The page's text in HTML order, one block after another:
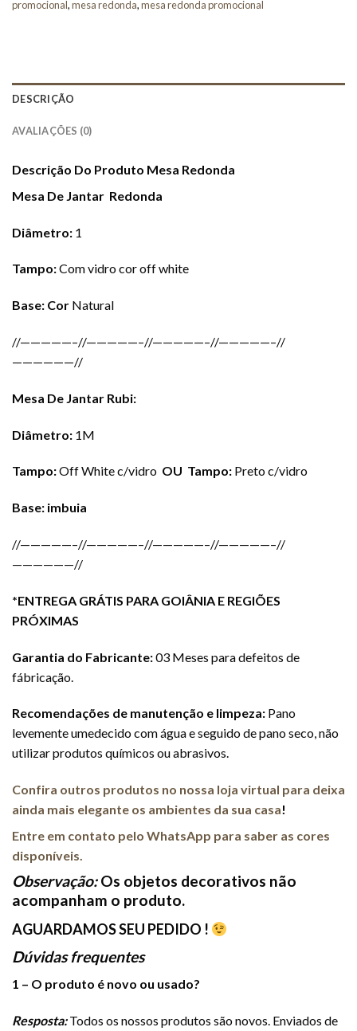
promocional,mesa redonda,mesa redonda promocional
DESCRIÇÃO
AVALIAÇÕES (0)
Descrição Do Produto Mesa Redonda
Mesa De Jantar Redonda
Diâmetro: 1
Tampo:Com vidro cor off white
Base: Cor Natural
//—————–//—————–//—————–//—————–//
——————//
Mesa De Jantar Rubi:
Diâmetro: 1M
Tampo:Off White c/vidro OU Tampo: Preto c/vidro
Base: imbuia
//—————–//—————–//—————–//—————–//
——————//
*ENTREGA GRÁTIS PARA GOIÂNIA E REGIÕES
PRÓXIMAS
Garantia do Fabricante:03 Meses para defeitos de
fábricação.
Recomendações de manutenção e limpeza: Pano
levemente umedecido com água e seguido de pano seco, não
utilizar produtos químicos ou abrasivos.
Confira outros produtos no nossa loja virtual para deixa
ainda mais elegante os ambientes da sua casa!
Entre em contato pelo WhatsApp para saber as cores
disponíveis.
Observação:Os objetos decorativos não
acompanham o produto.
AGUARDAMOS SEU PEDIDO !
Dúvidas frequentes
1 – O produto é novo ou usado?
Resposta:Todos os nossos produtos são novos. Enviados de